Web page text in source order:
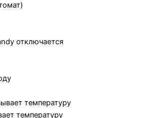
отключается
температуру